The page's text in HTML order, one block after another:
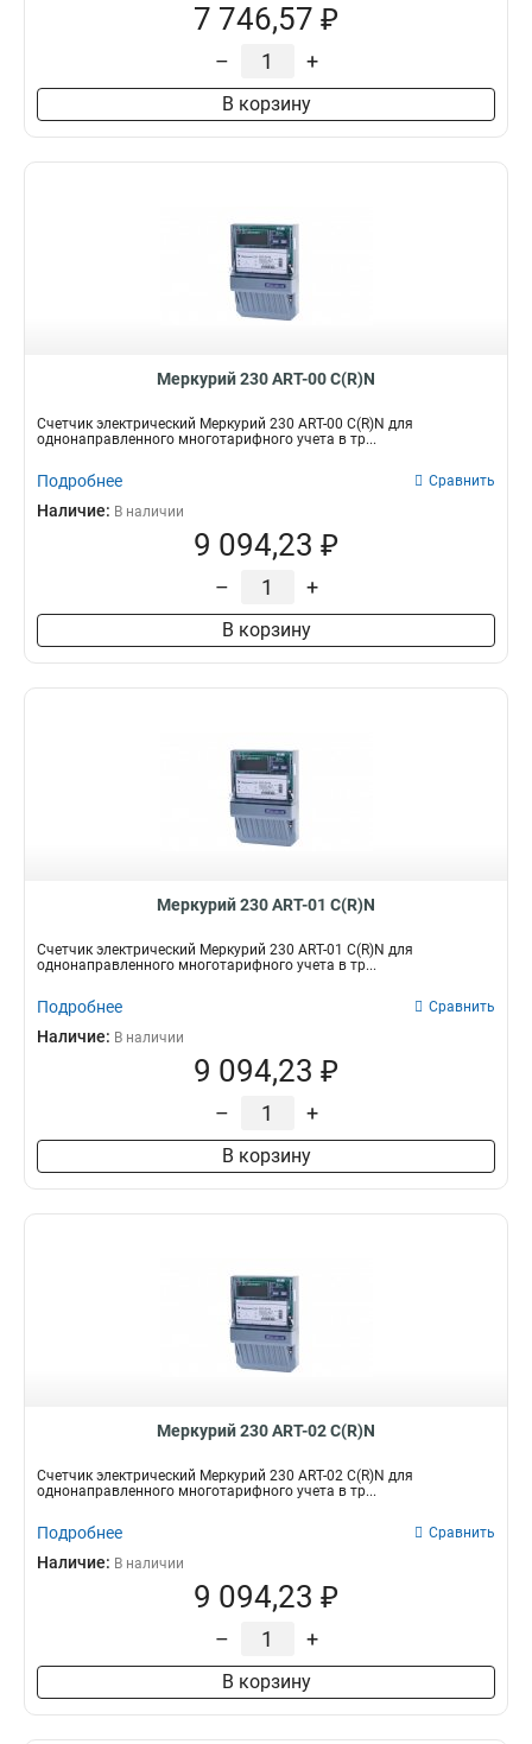
7 746,57 ₽
– +
В корзину
Меркурий 230 АRT-00 С(R)N
Счетчик электрический Меркурий 230 АRT-00 С(R)N для
однонаправленного многотарифного учета в тр...
Подробнее Сравнить
Наличие: В наличии
9 094,23 ₽
– +
В корзину
Меркурий 230 АRT-01 С(R)N
Счетчик электрический Меркурий 230 АRT-01 С(R)N для
однонаправленного многотарифного учета в тр...
Подробнее Сравнить
Наличие: В наличии
9 094,23 ₽
– +
В корзину
Меркурий 230 АRT-02 С(R)N
Счетчик электрический Меркурий 230 АRT-02 С(R)N для
однонаправленного многотарифного учета в тр...
Подробнее Сравнить
Наличие: В наличии
9 094,23 ₽
– +
В корзину